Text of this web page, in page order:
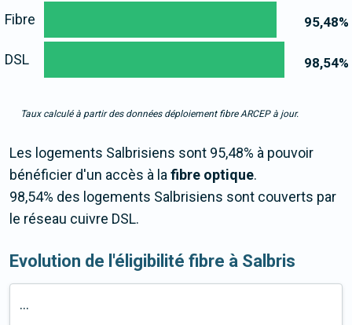
95,48%
98,54%
Fibre
DSL
Taux calculé à partir des données déploiement fibre ARCEP à jour.
Les logements Salbrisiens sont 95,48% à pouvoir
bénéficier d'un accès à lafibre optique.
98,54% des logements Salbrisiens sont couverts par
le réseau cuivre DSL.
Evolution de l'éligibilité fibre à Salbris
...